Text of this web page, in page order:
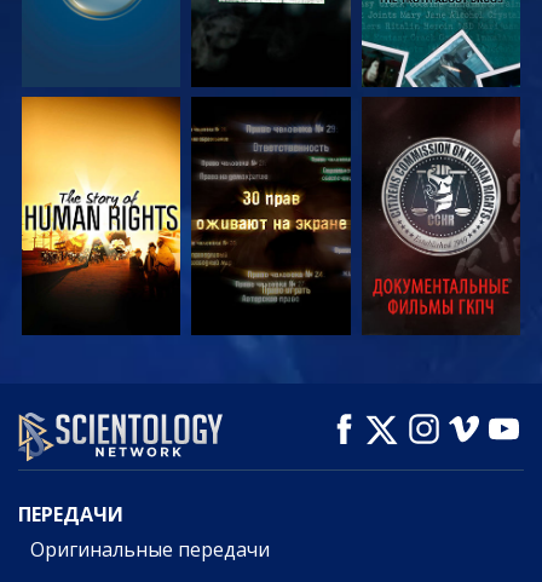
СМОТРЕТЬ СМОТРЕТЬ СМОТРЕТЬ
СМОТРЕТЬ СМОТРЕТЬ
СМОТРЕТЬ
ПЕРЕДАЧИ
ПЕРЕДАЧИ
Оригинальные передачи